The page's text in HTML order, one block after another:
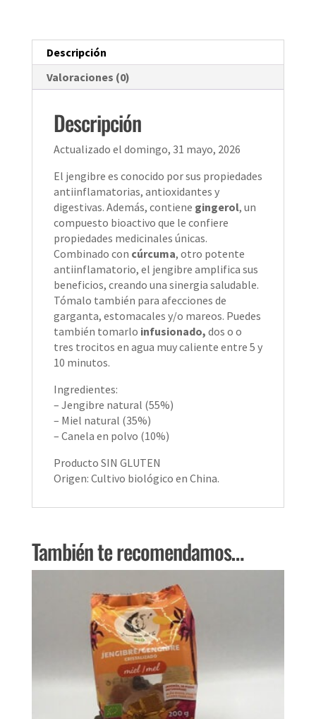
Descripción
Valoraciones (0)
Descripción
Actualizado el domingo, 31 mayo, 2026
El jengibre es conocido por sus propiedades
antiinflamatorias, antioxidantes y
digestivas. Además, contiene gingerol, un
compuesto bioactivo que le confiere
propiedades medicinales únicas.
Combinado con cúrcuma, otro potente
antiinflamatorio, el jengibre amplifica sus
beneficios, creando una sinergia saludable.
Tómalo también para afecciones de
garganta, estomacales y/o mareos. Puedes
también tomarlo infusionado, dos o o
tres trocitos en agua muy caliente entre 5 y
10 minutos.
Ingredientes:
– Jengibre natural (55%)
– Miel natural (35%)
– Canela en polvo (10%)
Producto SIN GLUTEN
Origen: Cultivo biológico en China.
También te recomendamos…